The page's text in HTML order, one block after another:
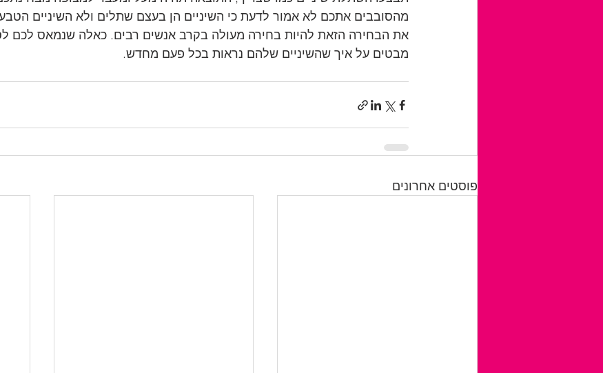
מהסובבים אתכם לא אמור לדעת כי השיניים הן בעצם שתלים ולא השיניים
את הבחירה הזאת להיות בחירה מעולה בקרב אנשים רבים. כאלה שנמאס לכם
מבטים על איך שהשיניים שלהם נראות בכל פעם מחדש.
פוסטים אחרונים